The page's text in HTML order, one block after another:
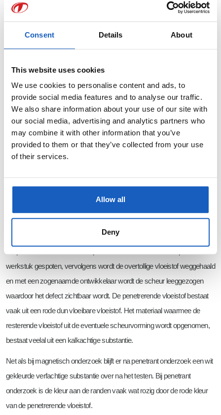
Consent Details About
This website uses cookies
We use cookies to personalise content and ads, to
provide social media features and to analyse our traffic.
We also share information about your use of our site with
our social media, advertising and analytics partners who
may combine it with other information that you’ve
provided to them or that they’ve collected from your use
of their services.
Allow all
Deny
Veldverloop bij insluiting: fout in het werkstuk.
Veldverloop bij scheurvorming: fout in het werkstuk.
Penetrant onderzoek
Eén van de oudste en nog steeds veelgebruikte onderzoeksmethoden is
werkstuk gespoten, vervolgens wordt de overtollige vloeistof weggehaald
en met een zogenaamde ontwikkelaar wordt de scheur leeggezogen
waardoor het defect zichtbaar wordt. De penetrerende vloeistof bestaat
vaak uit een rode dun vloeibare vloeistof. Het materiaal waarmee de
resterende vloeistof uit de eventuele scheurvorming wordt opgenomen,
bestaat veelal uit een kalkachtige substantie.
Net als bij magnetisch onderzoek blijft er na penetrant onderzoek een wit
gekleurde verfachtige substantie over na het testen. Bij penetrant
onderzoek is de kleur aan de randen vaak wat rozig door de rode kleur
van de penetrerende vloeistof.